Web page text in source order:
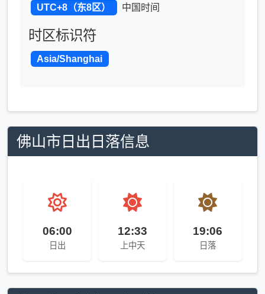
UTC+8（东8区） 中国时间
时区标识符
Asia/Shanghai
佛山市日出日落信息
06:00
日出
12:33
上中天
19:06
日落